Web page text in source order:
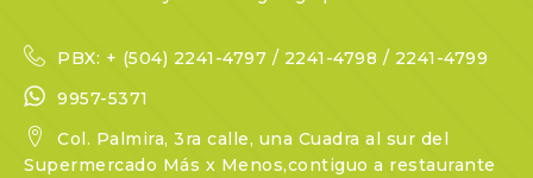
PBX: + (504) 2241-4797 / 2241-4798 / 2241-4799
9957-5371
Col. Palmira, 3ra calle, una Cuadra al sur del
Supermercado Más x Menos,contiguo a restaurante